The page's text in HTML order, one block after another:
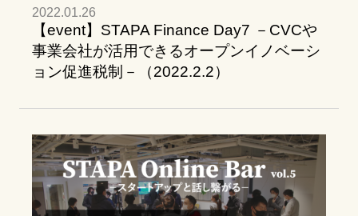
2022.01.26
【event】STAPA Finance Day7 －CVCや
事業会社が活用できるオープンイノベーシ
ョン促進税制－（2022.2.2）